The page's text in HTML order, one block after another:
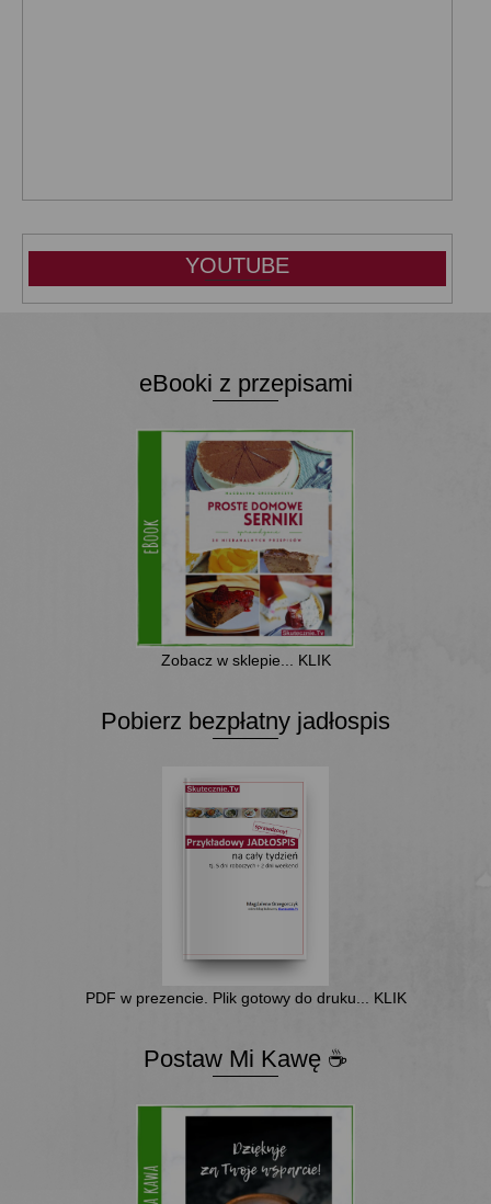
YOUTUBE
eBooki z przepisami
Zobacz w sklepie... KLIK
Pobierz bezpłatny jadłospis
PDF w prezencie. Plik gotowy do druku... KLIK
Postaw Mi Kawę ☕